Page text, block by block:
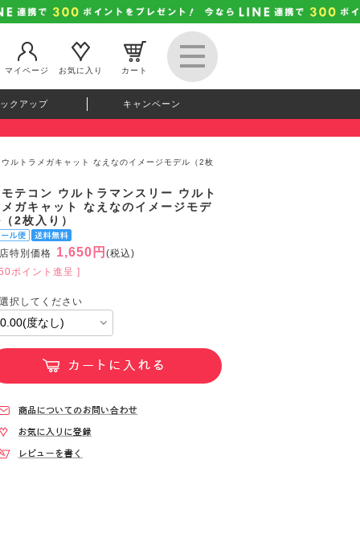
マイページ お気に入り カート
クアップ キャンペーン
ルトラメガキャット なえなのイメージモデル（2枚
テコン ウルトラマンスリー ウルト
ガキャット なえなのイメージモデ
2枚入り）
特別価格 1,650円 (税込)
ポイント進呈 ]